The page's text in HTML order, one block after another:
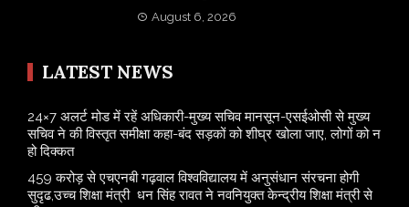
August 6, 2026
LATEST NEWS
24×7 अलर्ट मोड में रहें अधिकारी-मुख्य सचिव मानसून-एसईओसी से मुख्य
सचिव ने की विस्तृत समीक्षा कहा-बंद सड़कों को शीघ्र खोला जाए, लोगों को न
हो दिक्कत
459 करोड़ से एचएनबी गढ़वाल विश्वविद्यालय में अनुसंधान संरचना होगी
सुदृढ,उच्च शिक्षा मंत्री धन सिंह रावत ने नवनियुक्त केन्द्रीय शिक्षा मंत्री से